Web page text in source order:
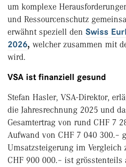
um komplexe
und Ressourcenschutz
erwähnt speziell den Swiss
2026, welcher zusammen mit
wird.
VSA ist finanziell gesund
Stefan Hasler, VSA-Direktor,
die Jahresrechnung 2025 und
Gesamtertrag von rund CHF 7
Aufwand von CHF 7 040 300.–
Umsatzsteigerung im Vergleich
CHF 900 000.– ist grösstenteils